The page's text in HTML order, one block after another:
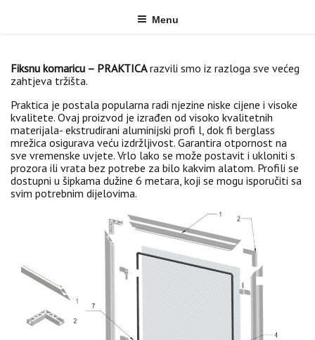
Menu
Fiksnu komaricu – PRAKTICArazvili smo iz razloga sve većeg
zahtjeva tržišta.
Praktica je postala popularna radi njezine niske cijene i visoke
kvalitete. Ovaj proizvod je izrađen od visoko kvalitetnih
materijala- ekstrudirani aluminijski profi l, dok fi berglass
mrežica osigurava veću izdržljivost. Garantira otpornost na
sve vremenske uvjete. Vrlo lako se može postavit i ukloniti s
prozora ili vrata bez potrebe za bilo kakvim alatom. Profili se
dostupni u šipkama dužine 6 metara, koji se mogu isporučiti sa
svim potrebnim dijelovima.